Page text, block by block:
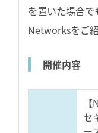
を置いた場合
Networksをご
開催内容
セ